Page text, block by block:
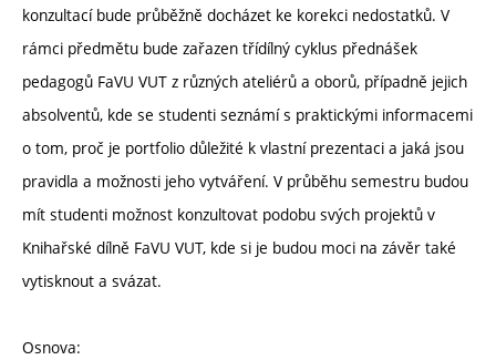
konzultací bude průběžně docházet ke korekci nedostatků. V
rámci předmětu bude zařazen třídílný cyklus přednášek
pedagogů FaVU VUT z různých ateliérů a oborů, případně jejich
absolventů, kde se studenti seznámí s praktickými informacemi
o tom, proč je portfolio důležité k vlastní prezentaci a jaká jsou
pravidla a možnosti jeho vytváření. V průběhu semestru budou
mít studenti možnost konzultovat podobu svých projektů v
Knihařské dílně FaVU VUT, kde si je budou moci na závěr také
vytisknout a svázat.
Osnova: